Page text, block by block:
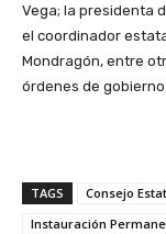
Vega; la presidenta
el coordinador
Mondragón, entre
órdenes de gobierno.
TAGS
Consejo
Instauración